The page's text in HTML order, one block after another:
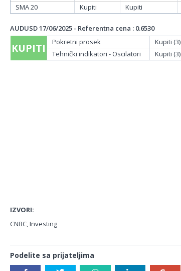
SMA 20
Kupiti Kupiti
AUDUSD 17/06/2025 - Referentna cena : 0.6530
KUPITI Pokretni prosek Kupiti (3)
Tehnički indikatori - Oscilatori
Kupiti (3)
IZVORI:
CNBC, Investing
Podelite sa prijateljima